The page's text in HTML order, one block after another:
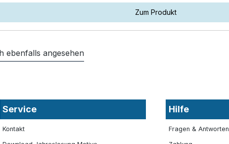
Zum Produkt
ebenfalls angesehen
Service
Kontakt
Hilfe
Fragen & Antworten